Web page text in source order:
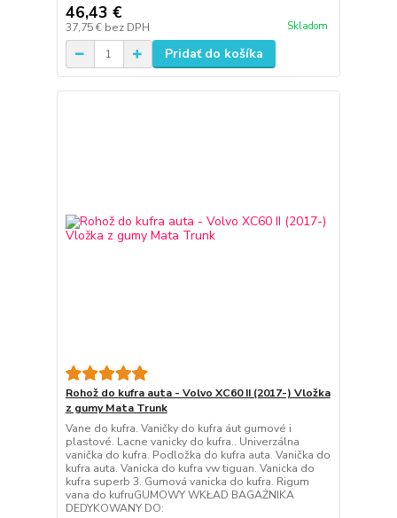
46,43 €
37,75 € bez DPH Skladom
Pridať do košíka
Rohož do kufra auta - Volvo XC60 II (2017-) Vložka
z gumy Mata Trunk
Vane do kufra. Vaničky do kufra áut gumové i
plastové. Lacne vanicky do kufra.. Univerzálna
vanička do kufra. Podložka do kufra auta. Vanička do
kufra auta. Vanicka do kufra vw tiguan. Vanicka do
kufra superb 3. Gumová vanicka do kufra. Rigum
vana do kufruGUMOWY WKŁAD BAGAŻNIKA
DEDYKOWANY DO: